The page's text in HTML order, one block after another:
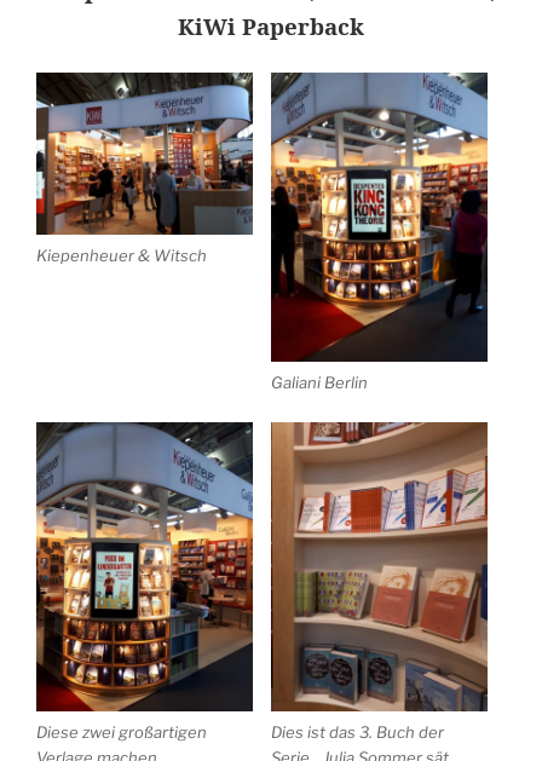
KiWi Paperback
Kiepenheuer & Witsch
Galiani Berlin
Diese zwei großartigen
Verlage machen
Dies ist das 3. Buch der
Serie. „Julia Sommer sät